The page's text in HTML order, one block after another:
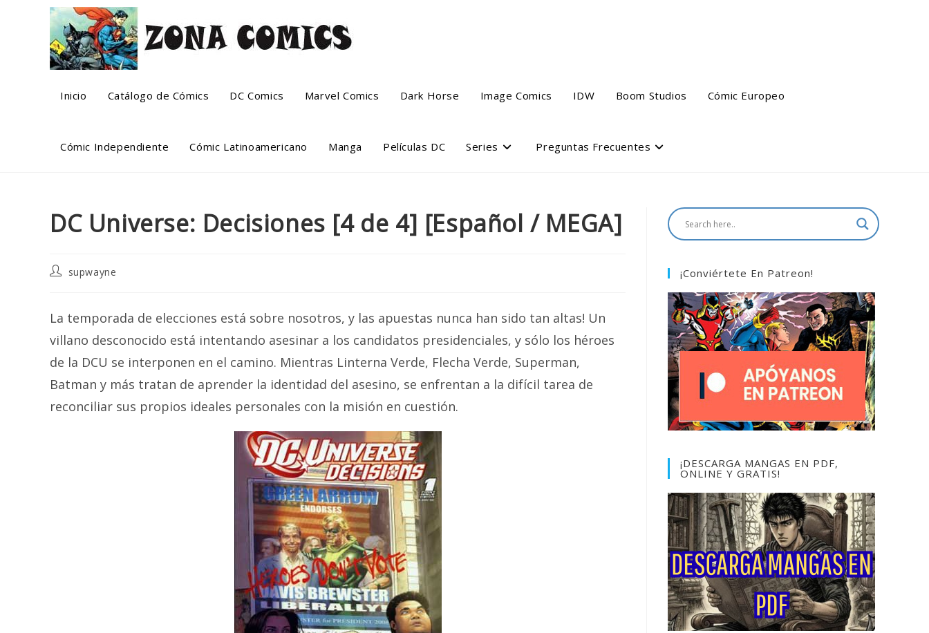
Inicio Catálogo de Cómics DC Comics Marvel Comics Dark Horse Image Comics IDW Boom Studios Cómic Europeo
Cómic Independiente Cómic Latinoamericano Manga Películas DC Series Preguntas Frecuentes
DC Universe: Decisiones [4 de 4] [Español / MEGA]
Postsupwayne
La temporada de elecciones está sobre nosotros, y las apuestas nunca han sido tan altas! Un
villano desconocido está intentando asesinar a los candidatos presidenciales, y sólo los héroes
de la DCU se interponen en el camino. Mientras Linterna Verde, Flecha Verde, Superman,
Batman y más tratan de aprender la identidad del asesino, se enfrentan a la difícil tarea de
reconciliar sus propios ideales personales con la misión en cuestión.
¡Conviértete En Patreon!
¡DESCARGA MANGAS EN PDF,
ONLINE Y GRATIS!